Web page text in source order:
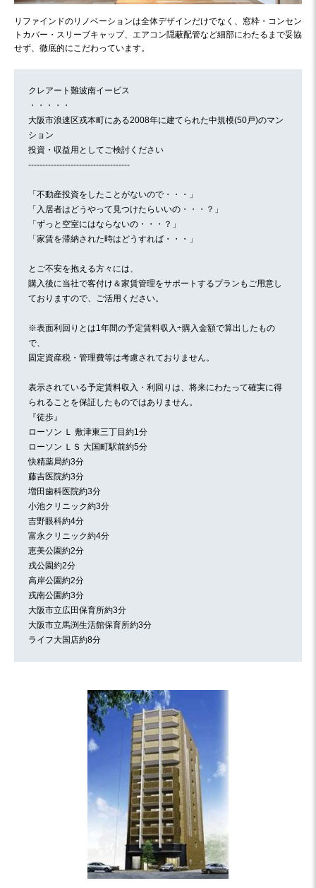
リファインドのリノベーションは全体デザインだけでなく、窓枠・コンセン
トカバー・スリーブキャップ、エアコン隠蔽配管など細部にわたるまで妥協
せず、徹底的にこだわっています。
クレアート難波南イービス
・・・・・
大阪市浪速区戎本町にある2008年に建てられた中規模(50戸)のマン
ション
投資・収益用としてご検討ください
------------------------------------
「不動産投資をしたことがないので・・・」
「入居者はどうやって見つけたらいいの・・・？」
「ずっと空室にはならないの・・・？」
「家賃を滞納された時はどうすれば・・・」
とご不安を抱える方々には、
購入後に当社で客付け＆家賃管理をサポートするプランもご用意し
ておりますので、ご活用ください。
※表面利回りとは1年間の予定賃料収入÷購入金額で算出したもの
で、
固定資産税・管理費等は考慮されておりません。
表示されている予定賃料収入・利回りは、将来にわたって確実に得
られることを保証したものではありません。
『徒歩』
ローソン Ｌ 敷津東三丁目約1分
ローソン ＬＳ 大国町駅前約5分
快精薬局約3分
藤吉医院約3分
増田歯科医院約3分
小池クリニック約3分
吉野眼科約4分
富永クリニック約4分
恵美公園約2分
戎公園約2分
高岸公園約2分
戎南公園約3分
大阪市立広田保育所約3分
大阪市立馬渕生活館保育所約3分
ライフ大国店約8分